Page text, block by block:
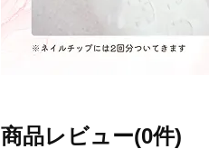
商品レビュー(0件)